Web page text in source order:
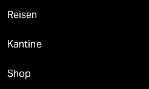
Reisen
Kantine
Shop